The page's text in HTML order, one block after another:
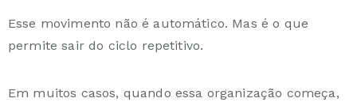
Esse movimento não é automático. Mas é o que
permite sair do ciclo repetitivo.
Em muitos casos, quando essa organização começa,